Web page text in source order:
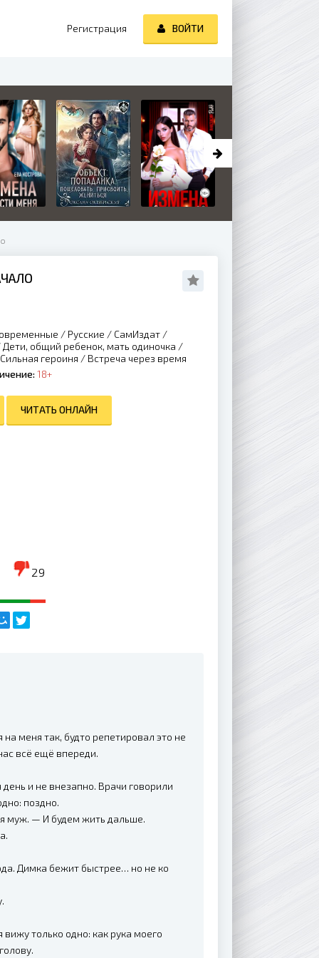
/ Русские / СамИздат /
Дети, общий ребенок, мать одиночка /
Сильная героиня / Встреча через время
18+
ЧИТАТЬ ОНЛАЙН
29
меня так, будто репетировал это не
всё ещё впереди.
и не внезапно. Врачи говорили
поздно.
муж. — И будем жить дальше.
Димка бежит быстрее… но не ко
только одно: как рука моего
Регистрация ВОЙТИ